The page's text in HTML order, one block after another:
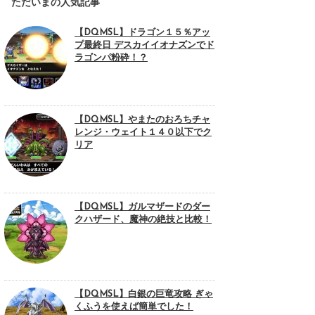
ただいまの人気記事
【DQMSL】ドラゴン１５％アッ
プ最終日 デスカイイオナズンでド
ラゴンパ粉砕！？
【DQMSL】やまたのおろちチャ
レンジ・ウェイト１４０以下でク
リア
【DQMSL】ガルマザードのダー
クハザード、魔神の絶技と比較！
【DQMSL】白銀の巨竜攻略 ぎゃ
くふうを使えば簡単でした！